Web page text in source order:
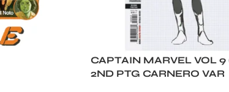
CAPTAIN MARVEL VOL 9
2ND PTG CARNERO VAR